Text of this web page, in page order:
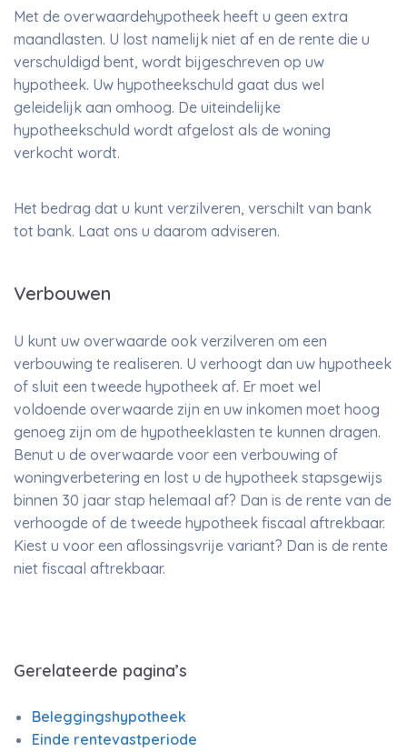
Met de overwaardehypotheek heeft u geen extra
maandlasten. U lost namelijk niet af en de rente die u
verschuldigd bent, wordt bijgeschreven op uw
hypotheek. Uw hypotheekschuld gaat dus wel
geleidelijk aan omhoog. De uiteindelijke
hypotheekschuld wordt afgelost als de woning
verkocht wordt.
Het bedrag dat u kunt verzilveren, verschilt van bank
tot bank. Laat ons u daarom adviseren.
Verbouwen
U kunt uw overwaarde ook verzilveren om een
verbouwing te realiseren. U verhoogt dan uw hypotheek
of sluit een tweede hypotheek af. Er moet wel
voldoende overwaarde zijn en uw inkomen moet hoog
genoeg zijn om de hypotheeklasten te kunnen dragen.
Benut u de overwaarde voor een verbouwing of
woningverbetering en lost u de hypotheek stapsgewijs
binnen 30 jaar stap helemaal af? Dan is de rente van de
verhoogde of de tweede hypotheek fiscaal aftrekbaar.
Kiest u voor een aflossingsvrije variant? Dan is de rente
niet fiscaal aftrekbaar.
Gerelateerde pagina’s
Beleggingshypotheek
Einde rentevastperiode